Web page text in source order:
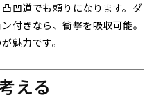
凹道でも頼りになります。ダ
付きなら、衝撃を吸収可能。
魅力です。
える
快適移動：New